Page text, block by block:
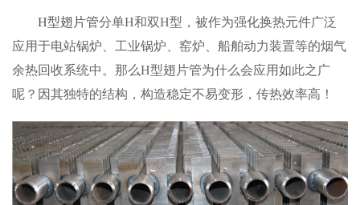
H型翅片管分单H和双H型，被作为强化换热元件广泛
应用于电站锅炉、工业锅炉、窑炉、船舶动力装置等的烟气
余热回收系统中。那么H型翅片管为什么会应用如此之广
呢？因其独特的结构，构造稳定不易变形，传热效率高！